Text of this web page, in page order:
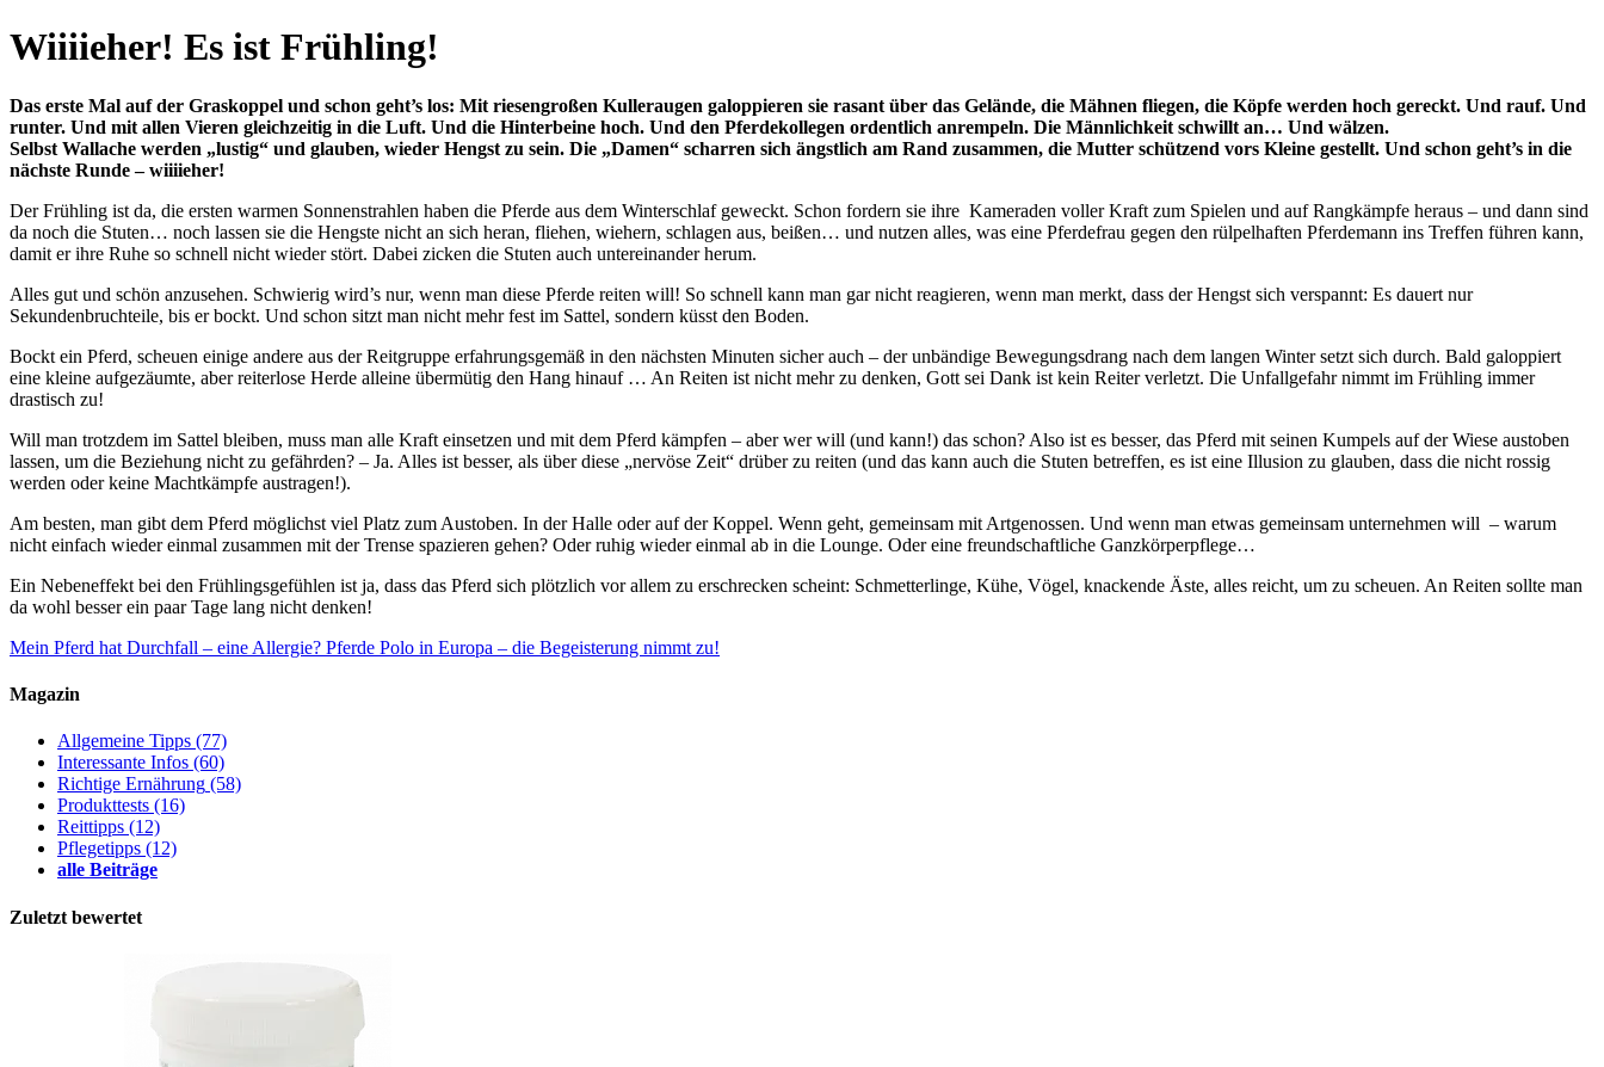
Wiiiieher! Es ist Frühling!
Das erste Mal auf der Graskoppel und schon geht’s los: Mit riesengroßen Kulleraugen galoppieren sie rasant über das Gelände, die Mähnen fliegen, die Köpfe werden hoch gereckt. Und rauf. Und
runter. Und mit allen Vieren gleichzeitig in die Luft. Und die Hinterbeine hoch. Und den Pferdekollegen ordentlich anrempeln. Die Männlichkeit schwillt an… Und wälzen.
Selbst Wallache werden „lustig“ und glauben, wieder Hengst zu sein. Die „Damen“ scharren sich ängstlich am Rand zusammen, die Mutter schützend vors Kleine gestellt. Und schon geht’s in die
nächste Runde – wiiiieher!
Der Frühling ist da, die ersten warmen Sonnenstrahlen haben die Pferde aus dem Winterschlaf geweckt. Schon fordern sie ihre Kameraden voller Kraft zum Spielen und auf Rangkämpfe heraus – und dann sind
da noch die Stuten… noch lassen sie die Hengste nicht an sich heran, fliehen, wiehern, schlagen aus, beißen… und nutzen alles, was eine Pferdefrau gegen den rülpelhaften Pferdemann ins Treffen führen kann,
damit er ihre Ruhe so schnell nicht wieder stört. Dabei zicken die Stuten auch untereinander herum.
Alles gut und schön anzusehen. Schwierig wird’s nur, wenn man diese Pferde reiten will! So schnell kann man gar nicht reagieren, wenn man merkt, dass der Hengst sich verspannt: Es dauert nur
Sekundenbruchteile, bis er bockt. Und schon sitzt man nicht mehr fest im Sattel, sondern küsst den Boden.
Bockt ein Pferd, scheuen einige andere aus der Reitgruppe erfahrungsgemäß in den nächsten Minuten sicher auch – der unbändige Bewegungsdrang nach dem langen Winter setzt sich durch. Bald galoppiert
eine kleine aufgezäumte, aber reiterlose Herde alleine übermütig den Hang hinauf … An Reiten ist nicht mehr zu denken, Gott sei Dank ist kein Reiter verletzt. Die Unfallgefahr nimmt im Frühling immer
drastisch zu!
Will man trotzdem im Sattel bleiben, muss man alle Kraft einsetzen und mit dem Pferd kämpfen – aber wer will (und kann!) das schon? Also ist es besser, das Pferd mit seinen Kumpels auf der Wiese austoben
lassen, um die Beziehung nicht zu gefährden? – Ja. Alles ist besser, als über diese „nervöse Zeit“ drüber zu reiten (und das kann auch die Stuten betreffen, es ist eine Illusion zu glauben, dass die nicht rossig
werden oder keine Machtkämpfe austragen!).
Am besten, man gibt dem Pferd möglichst viel Platz zum Austoben. In der Halle oder auf der Koppel. Wenn geht, gemeinsam mit Artgenossen. Und wenn man etwas gemeinsam unternehmen will – warum
nicht einfach wieder einmal zusammen mit der Trense spazieren gehen? Oder ruhig wieder einmal ab in die Lounge. Oder eine freundschaftliche Ganzkörperpflege…
Ein Nebeneffekt bei den Frühlingsgefühlen ist ja, dass das Pferd sich plötzlich vor allem zu erschrecken scheint: Schmetterlinge, Kühe, Vögel, knackende Äste, alles reicht, um zu scheuen. An Reiten sollte man
da wohl besser ein paar Tage lang nicht denken!
Mein Pferd hat Durchfall – eine Allergie? Pferde Polo in Europa – die Begeisterung nimmt zu!
Magazin
Allgemeine Tipps (77)
Interessante Infos (60)
Richtige Ernährung (58)
Produkttests (16)
Reittipps (12)
Pflegetipps (12)
alle Beiträge
Zuletzt bewertet